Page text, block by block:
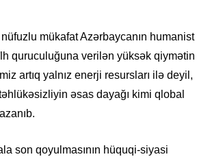
mükafat Azərbaycanın humanist
quruculuğuna verilən yüksək qiymətin
artıq yalnız enerji resursları ilə deyil,
əsas dayağı kimi qlobal
son qoyulmasının hüquqi-siyasi